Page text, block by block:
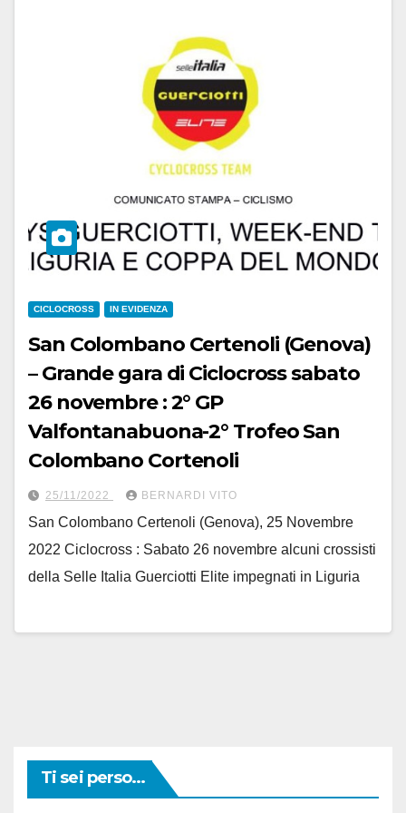
CICLOCROSS IN EVIDENZA
San Colombano Certenoli (Genova)
– Grande gara di Ciclocross sabato
26 novembre : 2° GP
Valfontanabuona-2° Trofeo San
Colombano Cortenoli
25/11/2022 BERNARDI VITO
San Colombano Certenoli (Genova), 25 Novembre
2022 Ciclocross : Sabato 26 novembre alcuni crossisti
della Selle Italia Guerciotti Elite impegnati in Liguria
Ti sei perso...